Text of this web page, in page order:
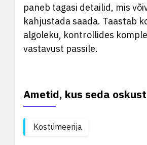
paneb tagasi detailid, mis
kahjustada saada. Taastab
algoleku, kontrollides
vastavust passile.
Ametid, kus seda
Kostümeerija